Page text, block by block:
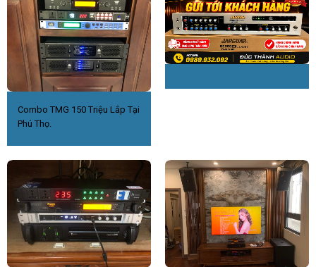
Combo TMG 150 Triệu Lắp Tại
Phú Thọ.